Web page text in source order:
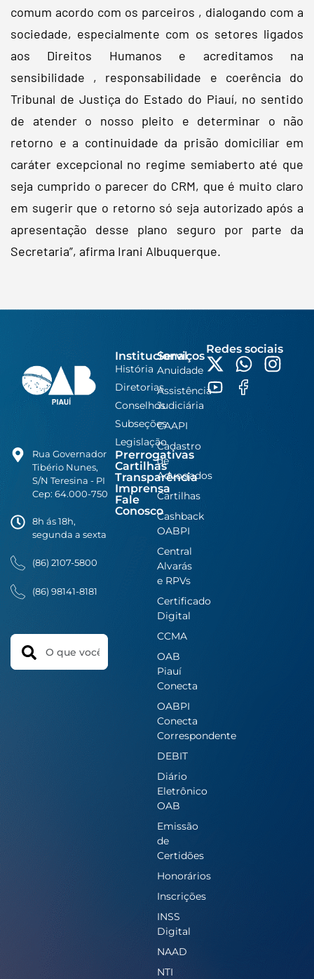
comum acordo com os parceiros , dialogando com a
sociedade, especialmente com os setores ligados
aos Direitos Humanos e acreditamos na
sensibilidade , responsabilidade e coerência do
Tribunal de Justiça do Estado do Piauí, no sentido
de atender o nosso pleito e determinar o não
retorno e a continuidade da prisão domiciliar em
caráter excepcional no regime semiaberto até que
seja cumprido o parecer do CRM, que é muito claro
em sugerir que o retorno só seja autorizado após a
apresentação desse plano seguro por parte da
Secretaria”, afirma Irani Albuquerque.
Rua Governador
Tibério Nunes,
S/N Teresina - PI
Cep: 64.000-750
8h ás 18h,
segunda a sexta
(86) 2107-5800
(86) 98141-8181
Search
Institucional
História
Diretorias
Conselhos
Subseções
Legislação
Prerrogativas
Cartilhas
Transparência
Imprensa
Fale
Conosco
Serviços
Anuidade
Assistência
Judiciária
CAAPI
Cadastro
de
Advogados
Cartilhas
Cashback
OABPI
Central
Alvarás
e RPVs
Certificado
Digital
CCMA
OAB
Piauí
Conecta
OABPI
Conecta
Correspondente
DEBIT
Diário
Eletrônico
OAB
Emissão
de
Certidões
Honorários
Inscrições
INSS
Digital
NAAD
NTI
Redes sociais